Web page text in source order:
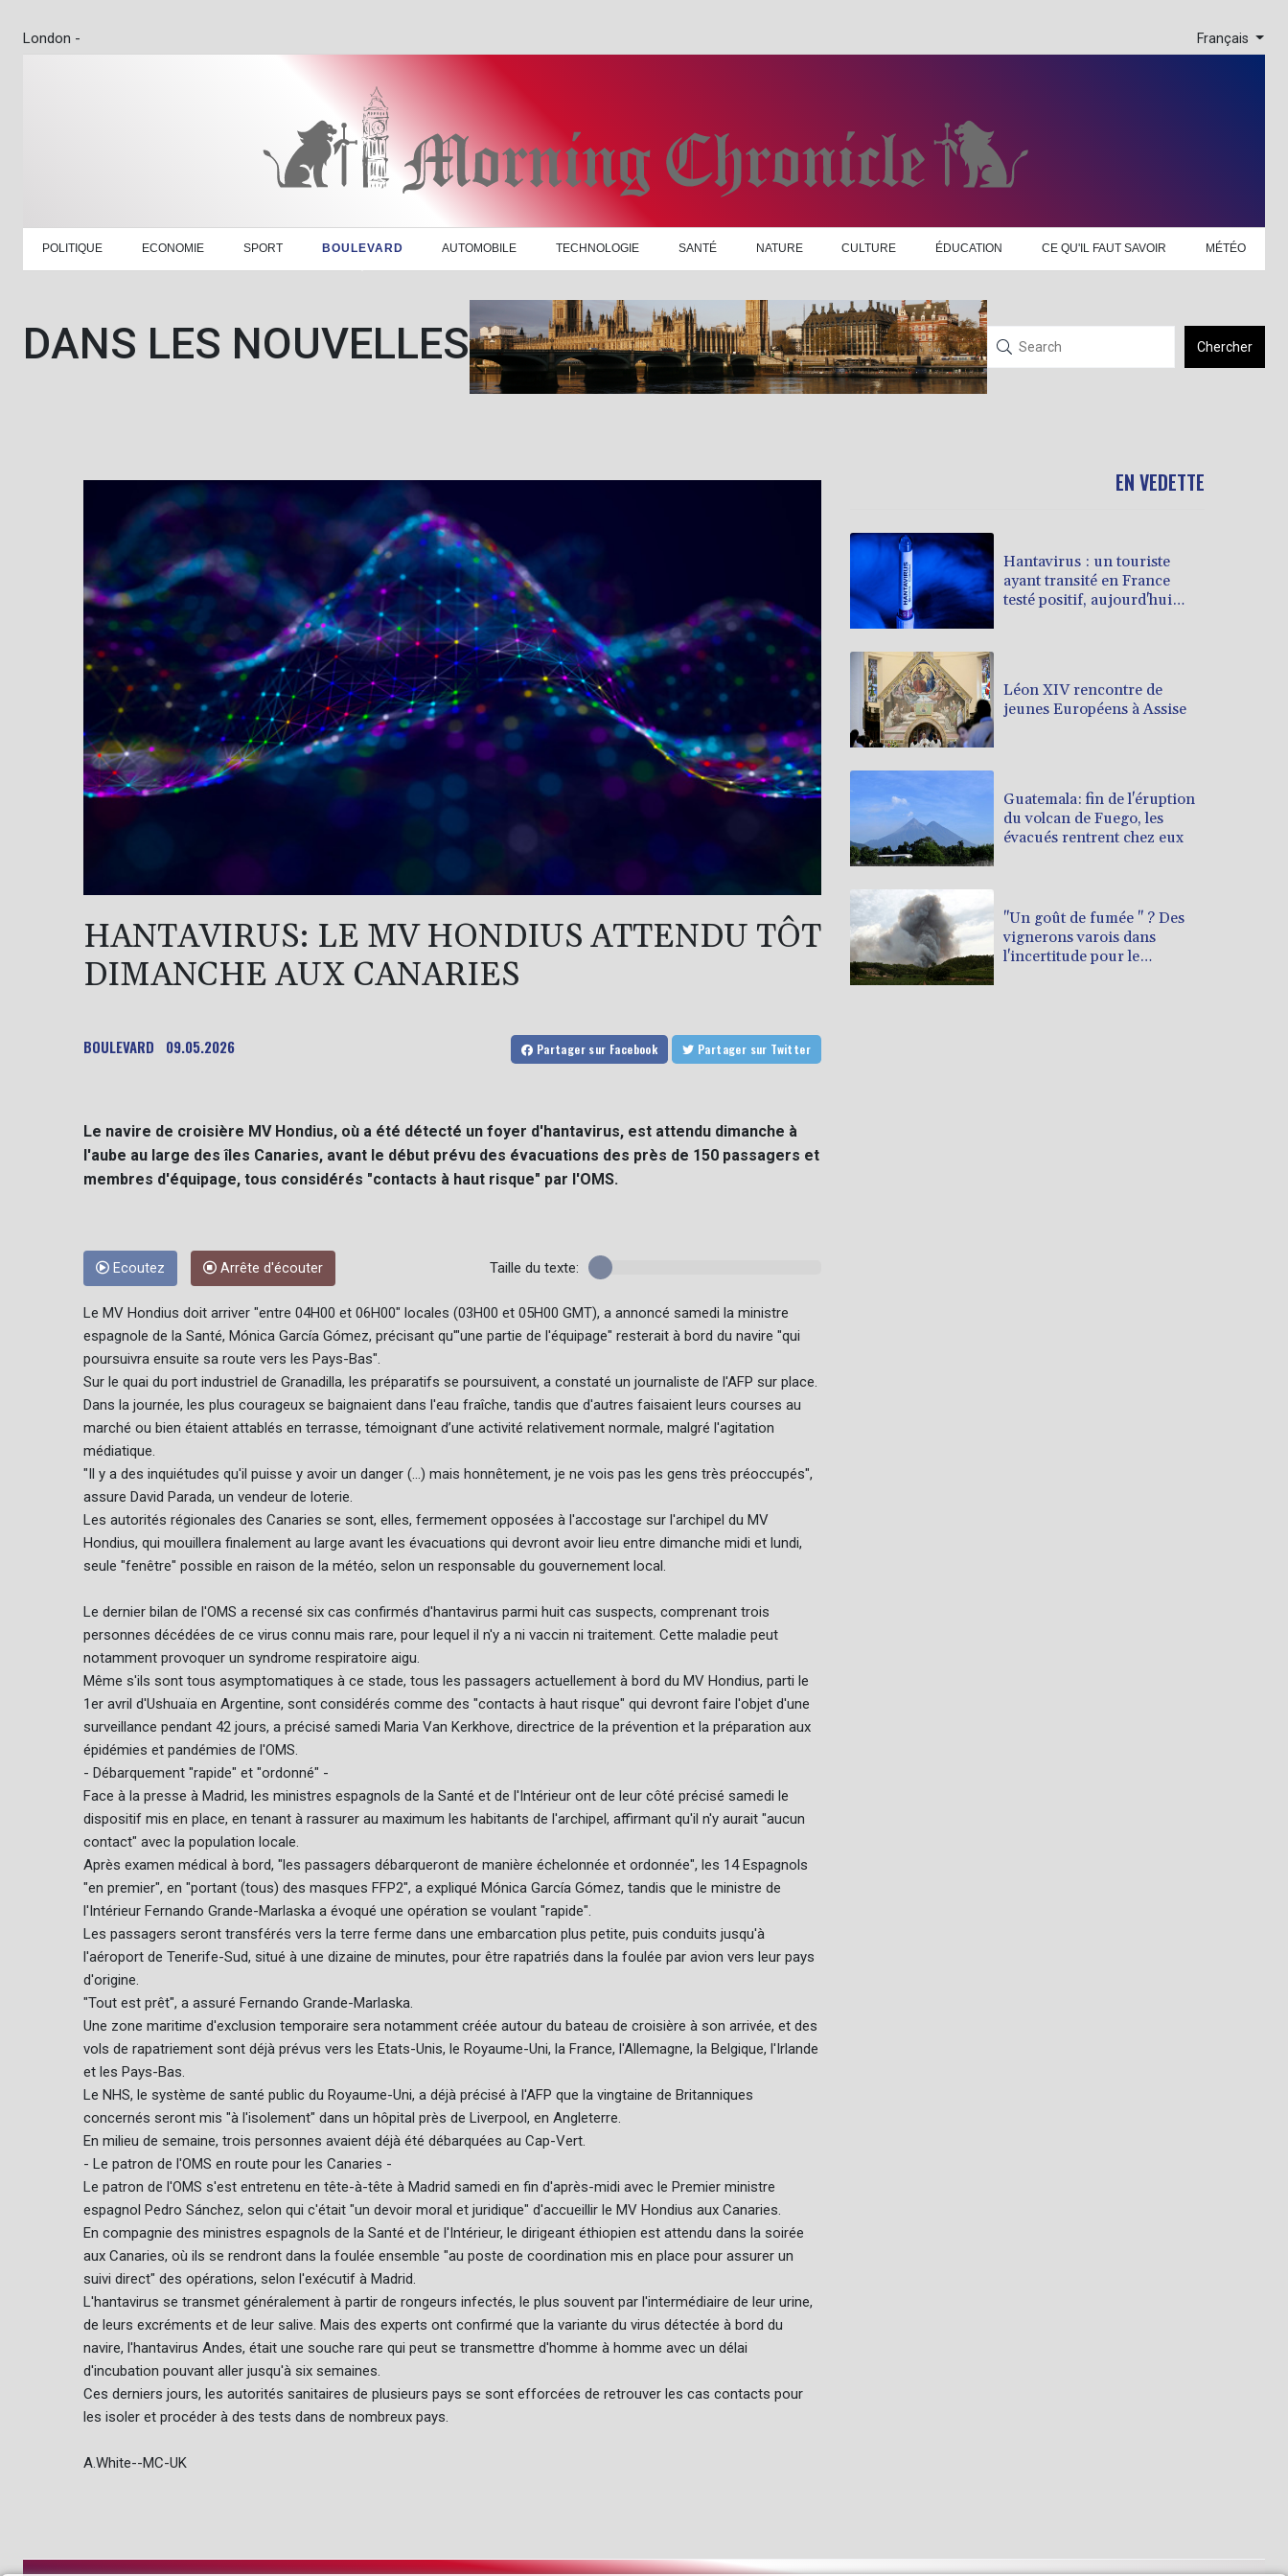
London - Français
POLITIQUE ECONOMIE SPORT BOULEVARD AUTOMOBILE TECHNOLOGIE SANTÉ NATURE CULTURE ÉDUCATION CE QU'IL FAUT SAVOIR MÉTÉO
DANS LES NOUVELLES Chercher
HANTAVIRUS: LE MV HONDIUS ATTENDU TÔT
DIMANCHE AUX CANARIES
BOULEVARD 09.05.2026 Partager sur Facebook Partager sur Twitter
Le navire de croisière MV Hondius, où a été détecté un foyer d'hantavirus, est attendu dimanche à
l'aube au large des îles Canaries, avant le début prévu des évacuations des près de 150 passagers et
membres d'équipage, tous considérés "contacts à haut risque" par l'OMS.
Ecoutez Arrête d'écouter Taille du texte:
Le MV Hondius doit arriver "entre 04H00 et 06H00" locales (03H00 et 05H00 GMT), a annoncé samedi la ministre
espagnole de la Santé, Mónica García Gómez, précisant qu'"une partie de l'équipage" resterait à bord du navire "qui
poursuivra ensuite sa route vers les Pays-Bas".
Sur le quai du port industriel de Granadilla, les préparatifs se poursuivent, a constaté un journaliste de l'AFP sur place.
Dans la journée, les plus courageux se baignaient dans l'eau fraîche, tandis que d'autres faisaient leurs courses au
marché ou bien étaient attablés en terrasse, témoignant d’une activité relativement normale, malgré l'agitation
médiatique.
"Il y a des inquiétudes qu'il puisse y avoir un danger (...) mais honnêtement, je ne vois pas les gens très préoccupés",
assure David Parada, un vendeur de loterie.
Les autorités régionales des Canaries se sont, elles, fermement opposées à l'accostage sur l'archipel du MV
Hondius, qui mouillera finalement au large avant les évacuations qui devront avoir lieu entre dimanche midi et lundi,
seule "fenêtre" possible en raison de la météo, selon un responsable du gouvernement local.
Le dernier bilan de l'OMS a recensé six cas confirmés d'hantavirus parmi huit cas suspects, comprenant trois
personnes décédées de ce virus connu mais rare, pour lequel il n'y a ni vaccin ni traitement. Cette maladie peut
notamment provoquer un syndrome respiratoire aigu.
Même s'ils sont tous asymptomatiques à ce stade, tous les passagers actuellement à bord du MV Hondius, parti le
1er avril d'Ushuaïa en Argentine, sont considérés comme des "contacts à haut risque" qui devront faire l'objet d'une
surveillance pendant 42 jours, a précisé samedi Maria Van Kerkhove, directrice de la prévention et la préparation aux
épidémies et pandémies de l'OMS.
- Débarquement "rapide" et "ordonné" -
Face à la presse à Madrid, les ministres espagnols de la Santé et de l'Intérieur ont de leur côté précisé samedi le
dispositif mis en place, en tenant à rassurer au maximum les habitants de l'archipel, affirmant qu'il n'y aurait "aucun
contact" avec la population locale.
Après examen médical à bord, "les passagers débarqueront de manière échelonnée et ordonnée", les 14 Espagnols
"en premier", en "portant (tous) des masques FFP2", a expliqué Mónica García Gómez, tandis que le ministre de
l'Intérieur Fernando Grande-Marlaska a évoqué une opération se voulant "rapide".
Les passagers seront transférés vers la terre ferme dans une embarcation plus petite, puis conduits jusqu'à
l'aéroport de Tenerife-Sud, situé à une dizaine de minutes, pour être rapatriés dans la foulée par avion vers leur pays
d'origine.
"Tout est prêt", a assuré Fernando Grande-Marlaska.
Une zone maritime d'exclusion temporaire sera notamment créée autour du bateau de croisière à son arrivée, et des
vols de rapatriement sont déjà prévus vers les Etats-Unis, le Royaume-Uni, la France, l'Allemagne, la Belgique, l'Irlande
et les Pays-Bas.
Le NHS, le système de santé public du Royaume-Uni, a déjà précisé à l'AFP que la vingtaine de Britanniques
concernés seront mis "à l'isolement" dans un hôpital près de Liverpool, en Angleterre.
En milieu de semaine, trois personnes avaient déjà été débarquées au Cap-Vert.
- Le patron de l'OMS en route pour les Canaries -
Le patron de l'OMS s'est entretenu en tête-à-tête à Madrid samedi en fin d'après-midi avec le Premier ministre
espagnol Pedro Sánchez, selon qui c'était "un devoir moral et juridique" d'accueillir le MV Hondius aux Canaries.
En compagnie des ministres espagnols de la Santé et de l'Intérieur, le dirigeant éthiopien est attendu dans la soirée
aux Canaries, où ils se rendront dans la foulée ensemble "au poste de coordination mis en place pour assurer un
suivi direct" des opérations, selon l'exécutif à Madrid.
L'hantavirus se transmet généralement à partir de rongeurs infectés, le plus souvent par l'intermédiaire de leur urine,
de leurs excréments et de leur salive. Mais des experts ont confirmé que la variante du virus détectée à bord du
navire, l'hantavirus Andes, était une souche rare qui peut se transmettre d'homme à homme avec un délai
d'incubation pouvant aller jusqu'à six semaines.
Ces derniers jours, les autorités sanitaires de plusieurs pays se sont efforcées de retrouver les cas contacts pour
les isoler et procéder à des tests dans de nombreux pays.
A.White--MC-UK
EN VEDETTE
Hantavirus : un touriste
ayant transité en France
testé positif, aujourd'hui
Léon XIV rencontre de
jeunes Européens à Assise
Guatemala: fin de l'éruption
du volcan de Fuego, les
évacués rentrent chez eux
"Un goût de fumée " ? Des
vignerons varois dans
l'incertitude pour le